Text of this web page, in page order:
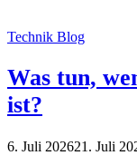
Technik Blog
Was tun,
ist?
6. Juli 202621. Juli